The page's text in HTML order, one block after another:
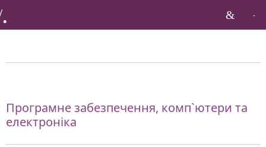
Програмне забезпечення, комп`ютери та
електроніка